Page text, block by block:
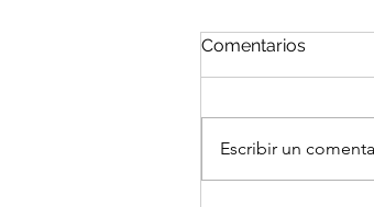
Comentarios
Escribir un